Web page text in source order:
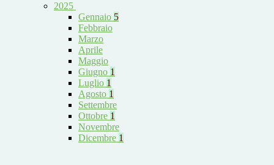
2025
Gennaio 5
Febbraio
Marzo
Aprile
Maggio
Giugno 1
Luglio 1
Agosto 1
Settembre
Ottobre 1
Novembre
Dicembre 1